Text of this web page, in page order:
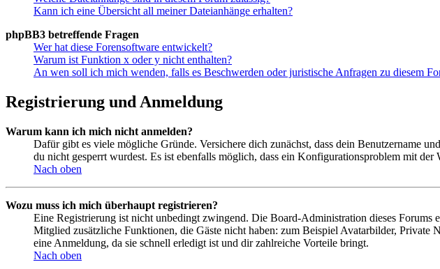
Kann ich eine Übersicht all meiner Dateianhänge erhalten?
phpBB3 betreffende Fragen
Wer hat diese Forensoftware entwickelt?
Warum ist Funktion x oder y nicht enthalten?
An wen soll ich mich wenden, falls es Beschwerden oder juristische Anfragen zu diesem
Registrierung und Anmeldung
Warum kann ich mich nicht anmelden?
Dafür gibt es viele mögliche Gründe. Versichere dich zunächst, dass dein Benutzername
du nicht gesperrt wurdest. Es ist ebenfalls möglich, dass ein Konfigurationsproblem mit
Nach oben
Wozu muss ich mich überhaupt registrieren?
Eine Registrierung ist nicht unbedingt zwingend. Die Board-Administration dieses Forums
Mitglied zusätzliche Funktionen, die Gäste nicht haben: zum Beispiel Avatarbilder,
eine Anmeldung, da sie schnell erledigt ist und dir zahlreiche Vorteile bringt.
Nach oben